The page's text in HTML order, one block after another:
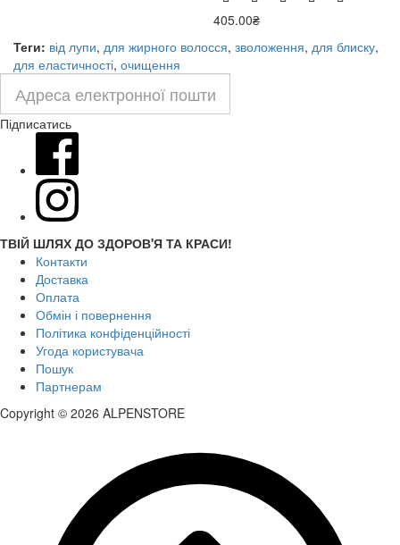
405.00₴
Теги: від лупи, для жирного волосся, зволоження, для блиску,
для еластичності, очищення
Підписатись
ТВІЙ ШЛЯХ ДО ЗДОРОВ'Я ТА КРАСИ!
Контакти
Доставка
Оплата
Обмін і повернення
Політика конфіденційності
Угода користувача
Пошук
Партнерам
Copyright © 2026 ALPENSTORE